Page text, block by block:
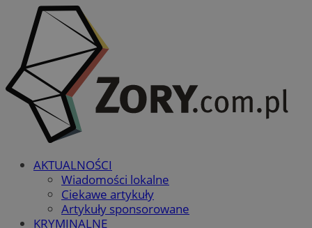
AKTUALNOŚCI
Wiadomości lokalne
Ciekawe artykuły
Artykuły sponsorowane
KRYMINALNE